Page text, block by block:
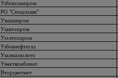
Узбекхимпром
РО "Спецсплав"
Узмашпром
Узавтопром
Узэлтехпром
Узбекнефтегаз
Узалмаззолото
Узметкомбинат
Вторцветмет